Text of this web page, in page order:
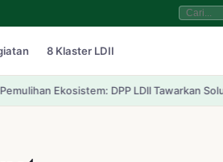
8 Klaster LDII
Tawarkan Solusi Strategis bagi Hutan